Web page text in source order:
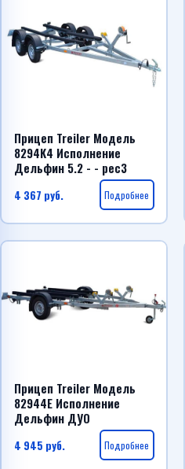
Прицеп Treiler Модель
8294K4 Исполнение
Дельфин 5.2 - - рес3
4 367 руб. Подробнее
Прицеп Treiler Модель
82944E Исполнение
Дельфин ДУО
4 945 руб. Подробнее